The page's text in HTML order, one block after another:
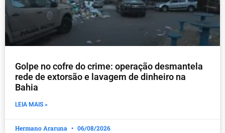
Golpe no cofre do crime: operação desmantela
rede de extorsão e lavagem de dinheiro na
Bahia
LEIA MAIS »
Hermano Araruna 06/08/2026